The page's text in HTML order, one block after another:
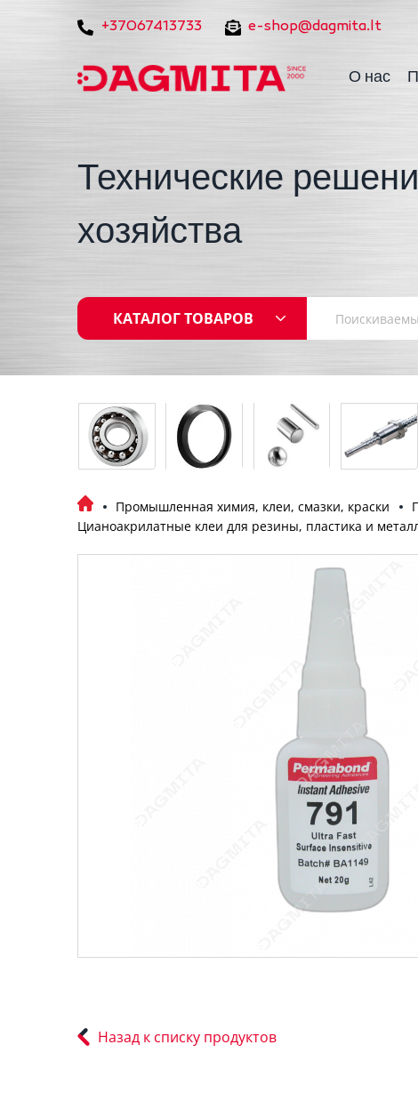
+37067413733 e-shop@dagmita.lt
О нас
Технические
хозяйства
КАТАЛОГ ТОВАРОВ
Промышленная химия, клеи, смазки, краски
Цианоакрилатные клеи для резины, пластика и
Назад к списку продуктов